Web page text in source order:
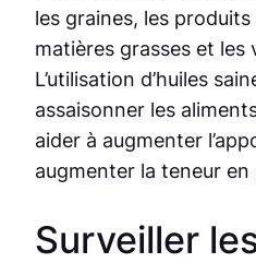
les graines, les
matières grasses et les
L’utilisation d’huiles
assaisonner les
aider à augmenter
augmenter la teneur en
Surveiller